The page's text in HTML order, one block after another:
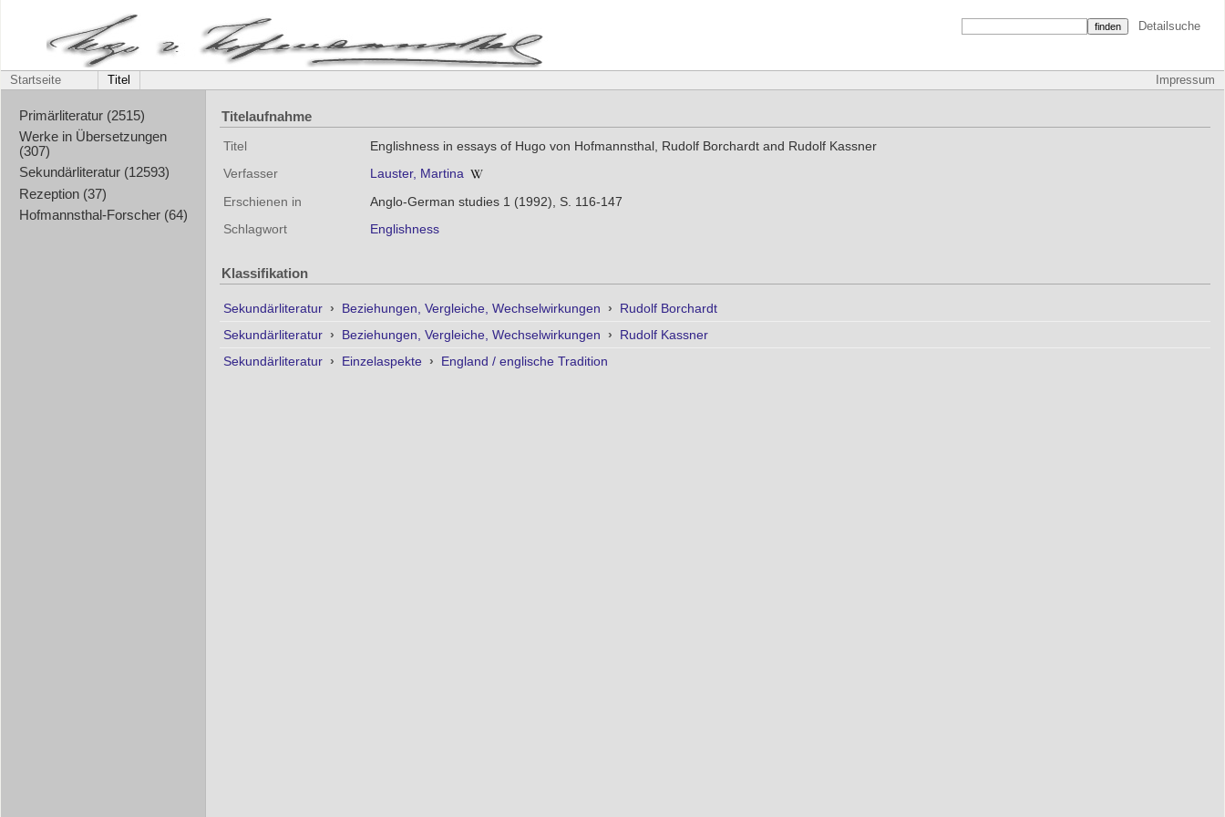
Detailsuche
Impressum
Startseite Titel
Primärliteratur (2515)
Werke in Übersetzungen
(307)
Sekundärliteratur (12593)
Rezeption (37)
Hofmannsthal-Forscher (64)
Titelaufnahme
Titel
Englishness in essays of Hugo von Hofmannsthal, Rudolf Borchardt and Rudolf Kassner
Verfasser
Lauster, Martina
Erschienen in
Anglo-German studies 1 (1992), S. 116-147
Schlagwort
Englishness
Klassifikation
Sekundärliteratur › Beziehungen, Vergleiche, Wechselwirkungen ›
Rudolf Borchardt
Sekundärliteratur › Beziehungen, Vergleiche, Wechselwirkungen ›
Rudolf Kassner
Sekundärliteratur › Einzelaspekte › England / englische Tradition